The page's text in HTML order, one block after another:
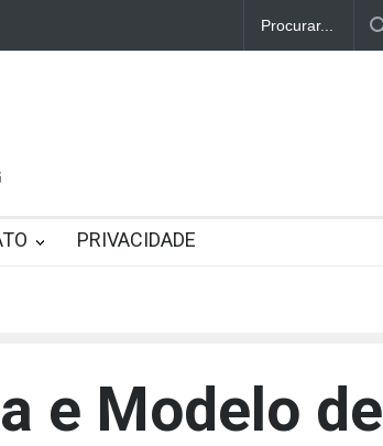
PRIVACIDADE
e Modelo de